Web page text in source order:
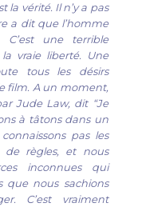
la vérité. Il n’y a pas
a dit que l’homme
une terrible
la vraie liberté. Une
tous les désirs
film. A un moment,
Jude Law, dit “Je
à tâtons dans un
pas les
de règles, et nous
inconnues qui
que nous sachions
C’est vraiment